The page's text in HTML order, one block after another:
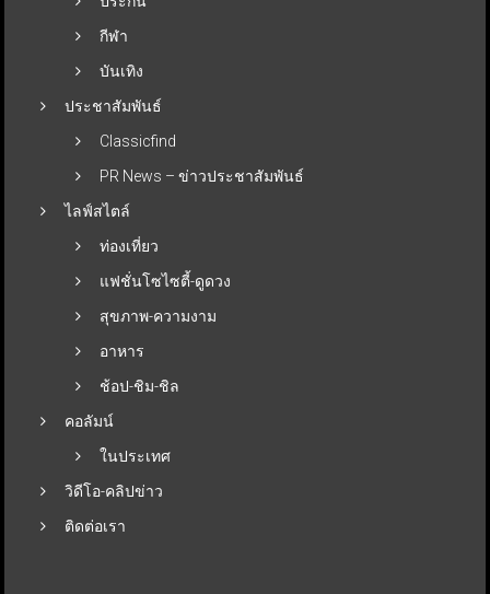
กีฬา
บันเทิง
ประชาสัมพันธ์
Classicfind
PR News – ข่าวประชาสัมพันธ์
ไลฟ์สไตล์
ท่องเที่ยว
แฟชั่นโซไซตี้-ดูดวง
สุขภาพ-ความงาม
อาหาร
ช้อป-ชิม-ชิล
คอลัมน์
ในประเทศ
วิดีโอ-คลิปข่าว
ติดต่อเรา